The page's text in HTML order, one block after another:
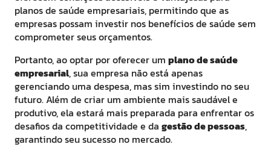
planos de saúde empresariais, permitindo que as
empresas possam investir nos benefícios de saúde sem
comprometer seus orçamentos.
Portanto, ao optar por oferecer um plano de saúde
empresarial, sua empresa não está apenas
gerenciando uma despesa, mas sim investindo no seu
futuro. Além de criar um ambiente mais saudável e
produtivo, ela estará mais preparada para enfrentar os
desafios da competitividade e da gestão de pessoas,
garantindo seu sucesso no mercado.